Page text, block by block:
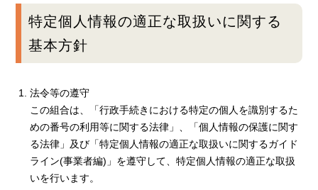
特定個人情報の適正な取扱いに関する
基本方針
法令等の遵守
この組合は、「行政手続きにおける特定の個人を識別するた
めの番号の利用等に関する法律」、「個人情報の保護に関す
る法律」及び「特定個人情報の適正な取扱いに関するガイド
ライン(事業者編)」を遵守して、特定個人情報の適正な取扱
いを行います。